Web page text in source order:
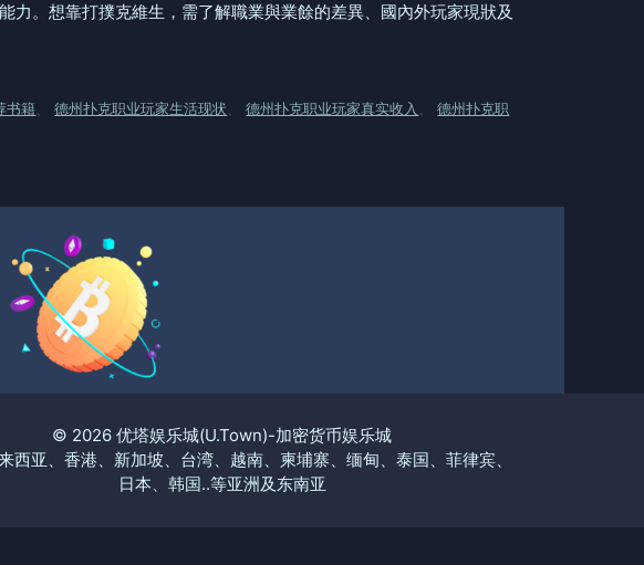
。想靠打撲克維生，需了解職業與業餘的差異、國內外玩家現狀及
书籍 、德州扑克职业玩家生活现状 、德州扑克职业玩家真实收入 、德州扑克职
© 2026 优塔娱乐城(U.Town)-加密货币娱乐城
西亚、香港、新加坡、台湾、越南、柬埔寨、缅甸、泰国、菲律宾、
日本、韩国..等亚洲及东南亚